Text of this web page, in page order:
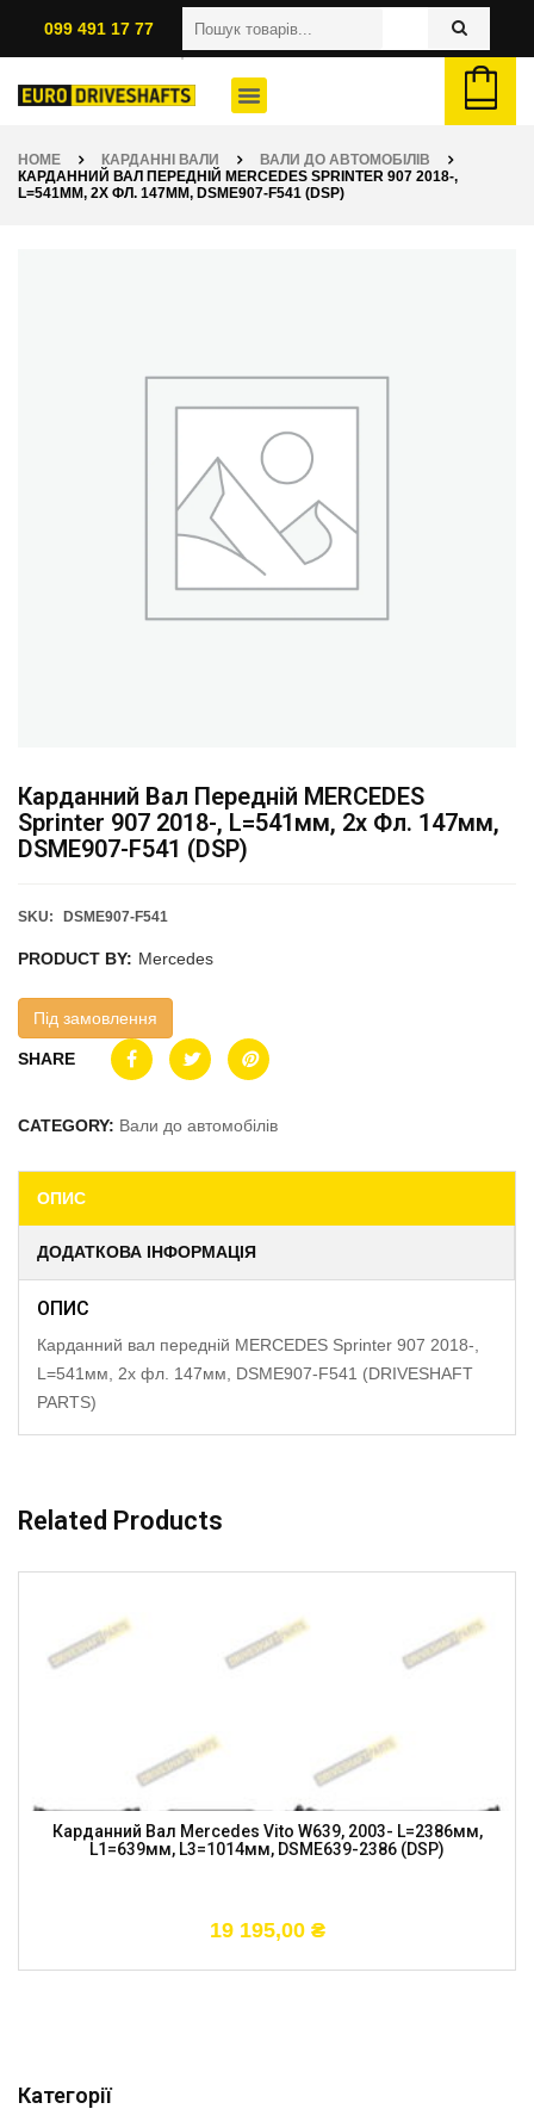
099 491 17 77
HOME КАРДАННІ ВАЛИ
ВАЛИ ДО АВТОМОБІЛІВ
КАРДАННИЙ ВАЛ ПЕРЕДНІЙ MERCEDES SPRINTER 907 2018-,
L=541ММ, 2X ФЛ. 147ММ, DSME907-F541 (DSP)
Категорії
Карданний Вал Передній MERCEDES
Sprinter 907 2018-, L=541мм, 2x Фл. 147мм,
DSME907-F541 (DSP)
SKU: DSME907-F541
PRODUCT BY: Mercedes
Під замовлення
SHARE
CATEGORY: Вали до автомобілів
ОПИС
ДОДАТКОВА ІНФОРМАЦІЯ
ОПИС
Карданний вал передній MERCEDES Sprinter 907 2018-,
L=541мм, 2x фл. 147мм, DSME907-F541 (DRIVESHAFT
PARTS)
Related Products
Карданний Вал Mercedes Vito W639, 2003- L=2386мм,
L1=639мм, L3=1014мм, DSME639-2386 (DSP)
19 195,00 ₴